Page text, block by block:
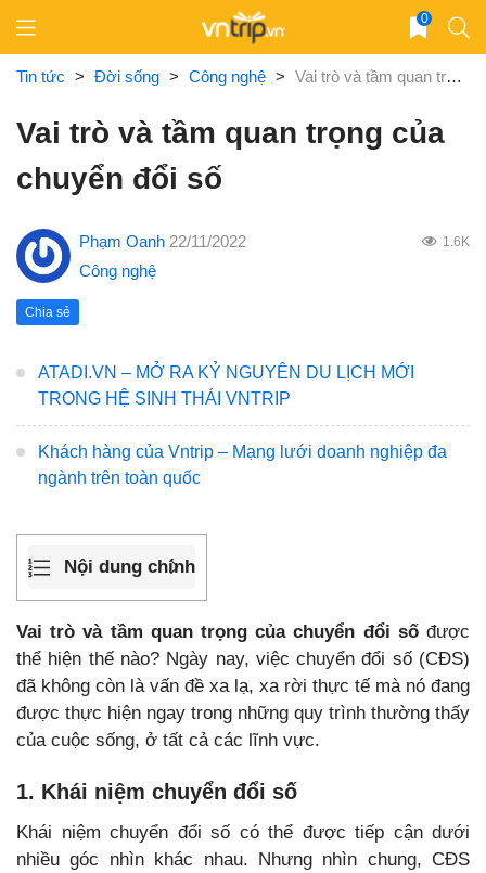
content
0
Tin tức > Đời sống > Công nghệ > Vai trò và tầm quan trọng của chuyển đổi số
Vai trò và tầm quan trọng của
chuyển đổi số
Phạm Oanh 22/11/2022 1.6K
Công nghệ
Chia sẻ
ATADI.VN – MỞ RA KỶ NGUYÊN DU LỊCH MỚI
TRONG HỆ SINH THÁI VNTRIP
Khách hàng của Vntrip – Mạng lưới doanh nghiệp đa
ngành trên toàn quốc
Nội dung chính
Vai trò và tầm quan trọng của chuyển đổi sốđược
thể hiện thế nào? Ngày nay, việc chuyển đổi số (CĐS)
đã không còn là vấn đề xa lạ, xa rời thực tế mà nó đang
được thực hiện ngay trong những quy trình thường thấy
của cuộc sống, ở tất cả các lĩnh vực.
1. Khái niệm chuyển đổi số
Khái niệm chuyển đổi số có thể được tiếp cận dưới
nhiều góc nhìn khác nhau. Nhưng nhìn chung, CĐS